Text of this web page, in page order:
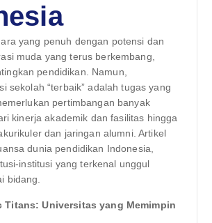
yang penuh dengan potensi dan
muda yang terus berkembang,
pendidikan. Namun,
sekolah “terbaik” adalah tugas yang
pertimbangan banyak
kinerja akademik dan fasilitas hingga
dan jaringan alumni. Artikel
dunia pendidikan Indonesia,
institusi yang terkenal unggul
bidang.
Titans: Universitas yang Memimpin